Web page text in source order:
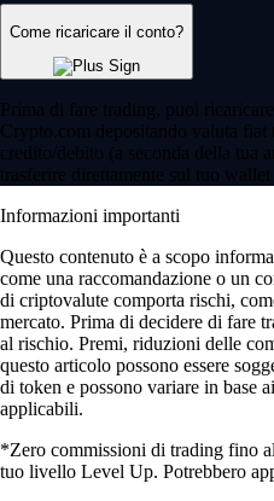
Come ricaricare il conto?
Prima di fare trading, puoi
Crypto.com depositando valuta
credito/debito (a seconda della tua
trasferire direttamente sul tuo
Informazioni importanti
Questo contenuto è a scopo
come una raccomandazione o un
di criptovalute comporta rischi,
mercato. Prima di decidere di fare
al rischio. Premi, riduzioni delle
questo articolo possono essere
di token e possono variare in base
applicabili.
*Zero commissioni di trading fino
tuo livello Level Up. Potrebbero